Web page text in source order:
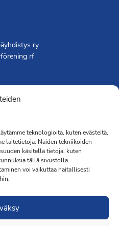
teknologioita, kuten evästeitä,
laitetietoja. Näiden tekniikoiden
käsitellä tietoja, kuten
tällä sivustolla.
voi vaikuttaa haitallisesti
ry
rf